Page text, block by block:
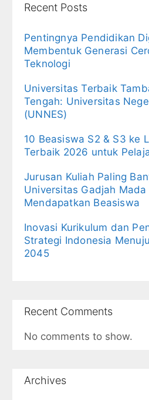
Recent Posts
Pentingnya Pendidikan
Membentuk Generasi
Teknologi
Universitas Terbaik
Tengah: Universitas
(UNNES)
10 Beasiswa S2 & S3 ke
Terbaik 2026 untuk
Jurusan Kuliah Paling
Universitas Gadjah
Mendapatkan Beasiswa
Inovasi Kurikulum dan
Strategi Indonesia
2045
Recent Comments
No comments to show.
Archives